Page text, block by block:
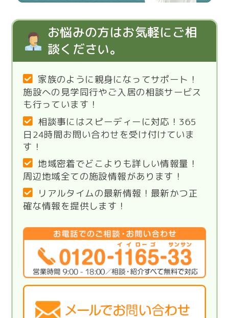
お悩みの方はお気軽にご相
談ください。
家族のように親身になってサポート！
施設への見学同行やご入居の相談サービス
も行っています！
相談事にはスピーディーに対応！365
日24時間お問い合わせを受け付けていま
す！
地域密着でどこよりも詳しい情報量！
周辺地域全ての施設情報があります！
リアルタイムの最新情報！最新かつ正
確な情報を提供します！